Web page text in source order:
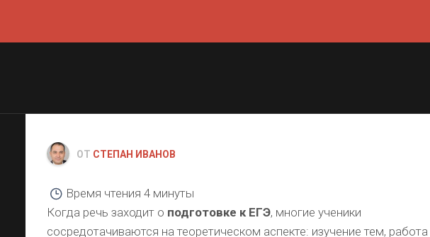
ОТ СТЕПАН ИВАНОВ
Время чтения 4 минуты
Когда речь заходит о подготовке к ЕГЭ, многие ученики
сосредотачиваются на теоретическом аспекте: изучение тем, работа